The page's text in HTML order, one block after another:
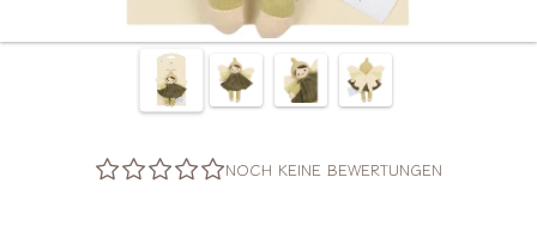
NOCH KEINE BEWERTUNGEN